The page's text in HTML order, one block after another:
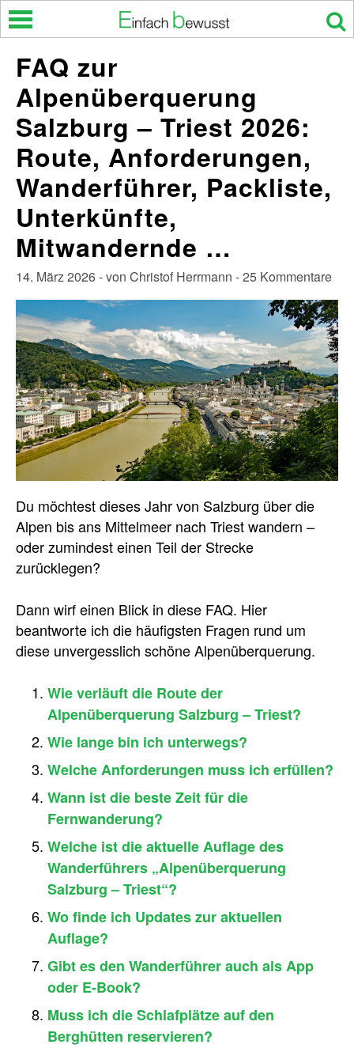
Skip
FAQ zur
Alpenüberquerung
Salzburg – Triest 2026:
Route, Anforderungen,
Wanderführer, Packliste,
Unterkünfte,
Mitwandernde …
14. März 2026 - von Christof Herrmann - 25 Kommentare
Du möchtest dieses Jahr von Salzburg über die
Alpen bis ans Mittelmeer nach Triest wandern –
oder zumindest einen Teil der Strecke
zurücklegen?
Dann wirf einen Blick in diese FAQ. Hier
beantworte ich die häufigsten Fragen rund um
diese unvergesslich schöne Alpenüberquerung.
Wie verläuft die Route der
Alpenüberquerung Salzburg – Triest?
Wie lange bin ich unterwegs?
Welche Anforderungen muss ich erfüllen?
Wann ist die beste Zeit für die
Fernwanderung?
Welche ist die aktuelle Auflage des
Wanderführers „Alpenüberquerung
Salzburg – Triest“?
Wo finde ich Updates zur aktuellen
Auflage?
Gibt es den Wanderführer auch als App
oder E-Book?
Muss ich die Schlafplätze auf den
Berghütten reservieren?